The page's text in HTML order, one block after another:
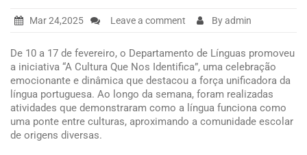
Mar 24,2025 Leave a comment By admin
De 10 a 17 de fevereiro, o Departamento de Línguas promoveu
a iniciativa “A Cultura Que Nos Identifica”, uma celebração
emocionante e dinâmica que destacou a força unificadora da
língua portuguesa. Ao longo da semana, foram realizadas
atividades que demonstraram como a língua funciona como
uma ponte entre culturas, aproximando a comunidade escolar
de origens diversas.